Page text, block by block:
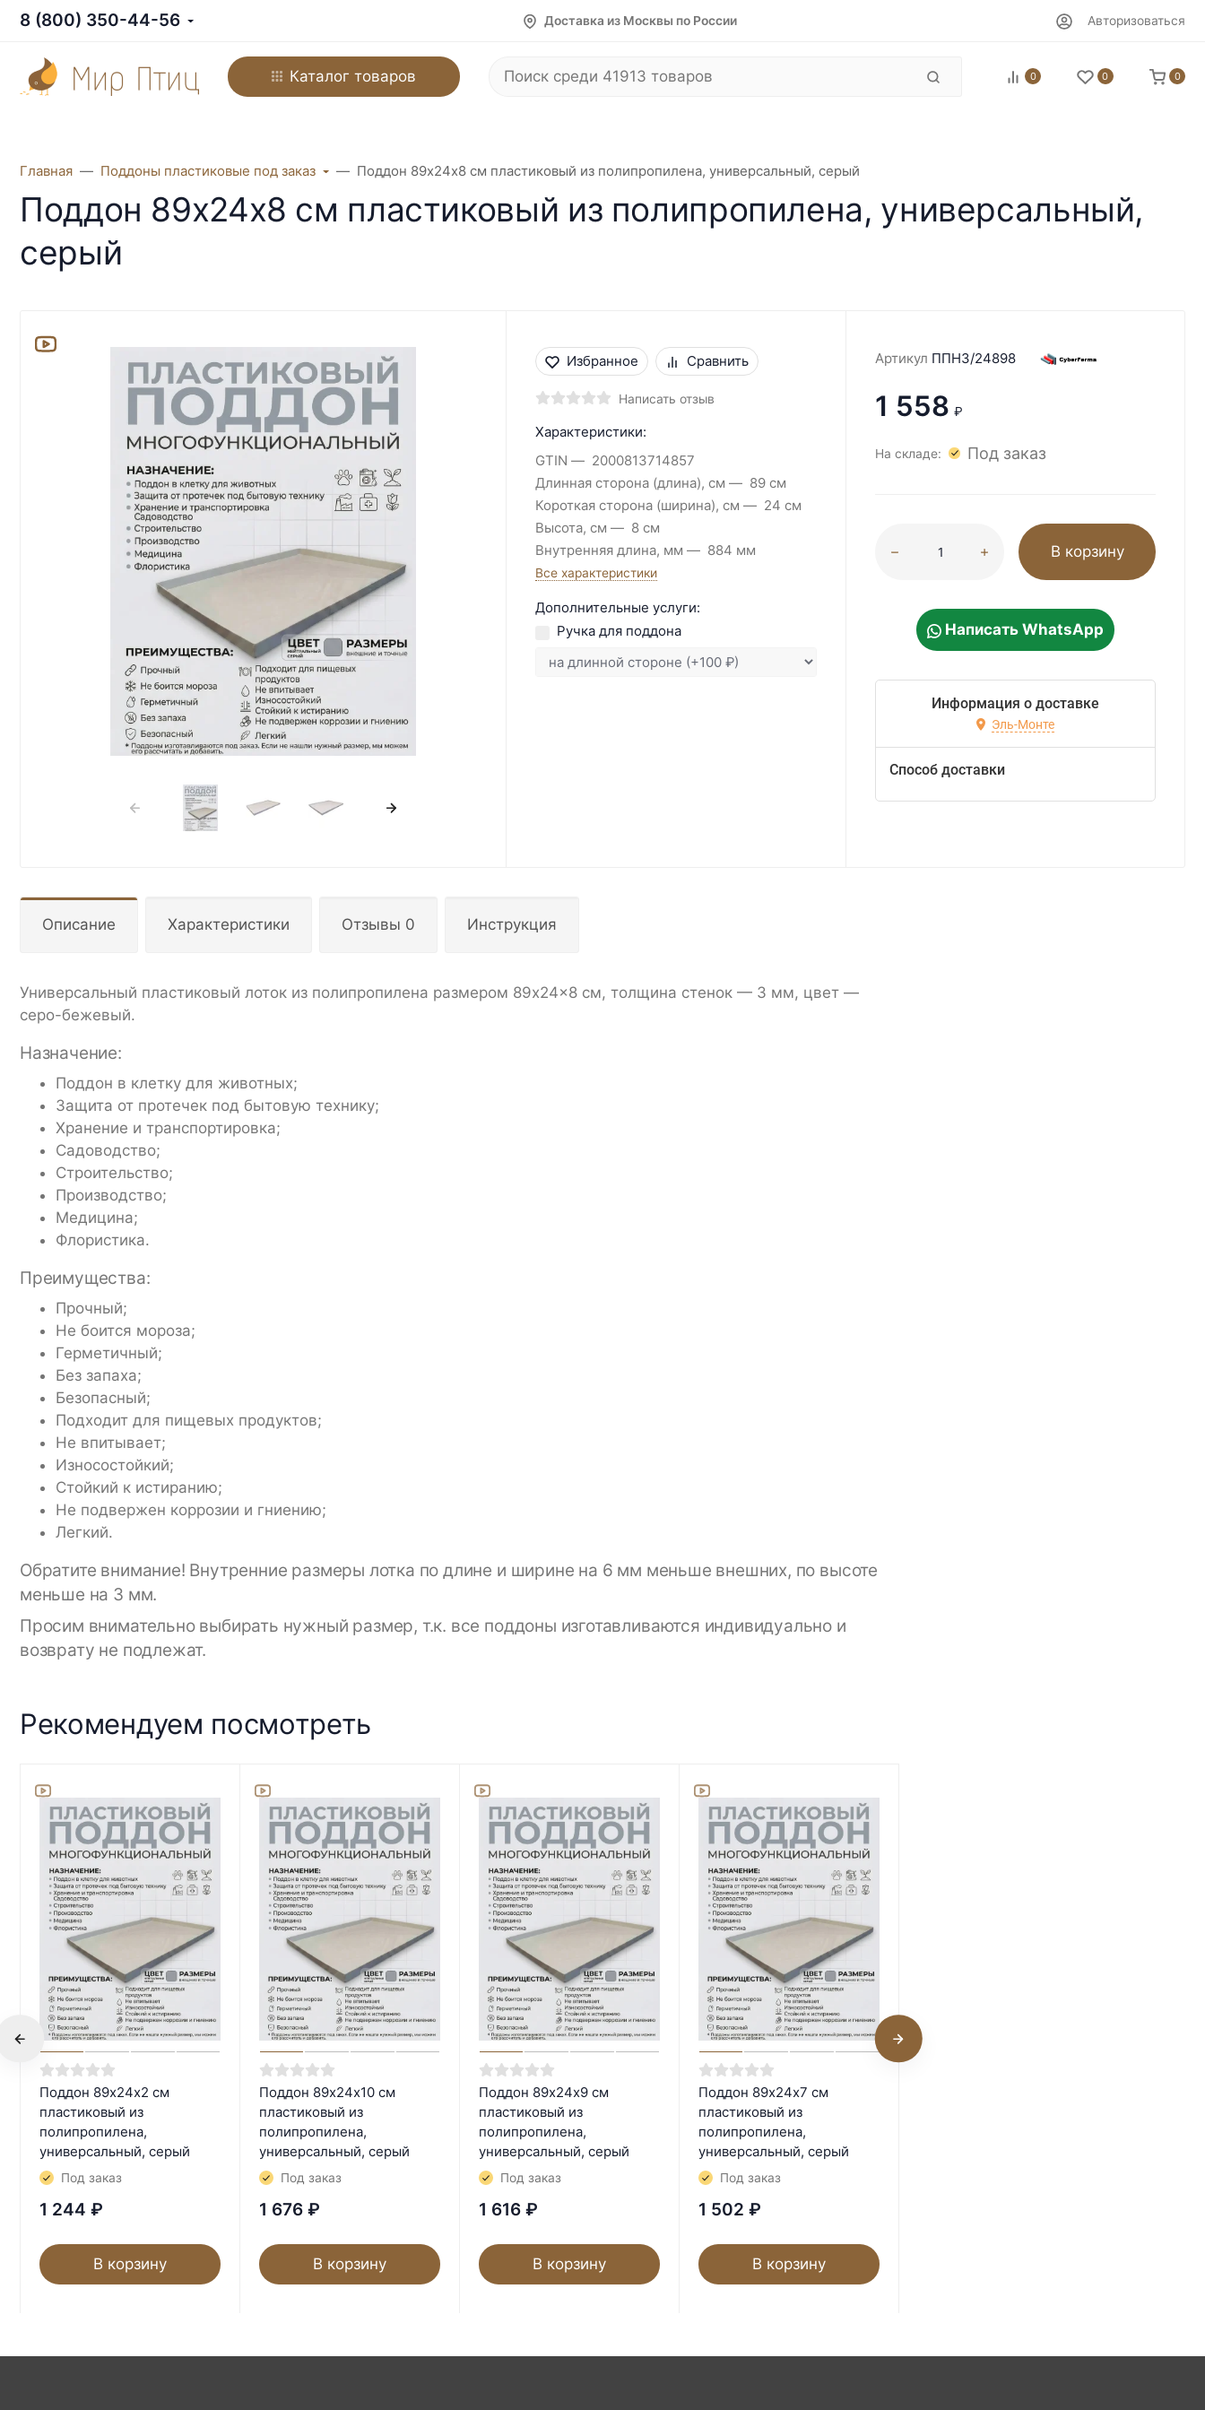
8 (800) 350-44-56 Доставка из Москвы по России Авторизоваться
Каталог товаров 0 0 0
Главная Поддоны пластиковые под заказ Поддон 89х24х8 см пластиковый из полипропилена, универсальный, серый
Поддон 89х24х8 см пластиковый из полипропилена, универсальный,
серый
Избранное Сравнить
Написать отзыв
Характеристики:
GTIN
2000813714857
Длинная сторона (длина), см
89 см
Короткая сторона (ширина), см
24 см
Высота, см
8 см
Внутренняя длина, мм
884 мм
Все характеристики
Дополнительные услуги:
Ручка для поддона
Артикул ППН3/24898
1 558 ₽
На складе: Под заказ
В корзину
Написать WhatsApp
Информация о доставке
Эль-Монте
Способ доставки
Описание Характеристики Отзывы 0 Инструкция
Универсальный пластиковый лоток из полипропилена размером 89x24x8 см, толщина стенок — 3 мм, цвет —
серо-бежевый.
Назначение:
Поддон в клетку для животных;
Защита от протечек под бытовую технику;
Хранение и транспортировка;
Садоводство;
Строительство;
Производство;
Медицина;
Флористика.
Преимущества:
Прочный;
Не боится мороза;
Герметичный;
Без запаха;
Безопасный;
Подходит для пищевых продуктов;
Не впитывает;
Износостойкий;
Стойкий к истиранию;
Не подвержен коррозии и гниению;
Легкий.
Обратите внимание! Внутренние размеры лотка по длине и ширине на 6 мм меньше внешних, по высоте
меньше на 3 мм.
Просим внимательно выбирать нужный размер, т.к. все поддоны изготавливаются индивидуально и
возврату не подлежат.
Рекомендуем посмотреть
Поддон 89х24х2 см
пластиковый из
полипропилена,
универсальный, серый
Под заказ
1 244 ₽
В корзину
Поддон 89х24х10 см
пластиковый из
полипропилена,
универсальный, серый
Под заказ
1 676 ₽
В корзину
Поддон 89х24х9 см
пластиковый из
полипропилена,
универсальный, серый
Под заказ
1 616 ₽
В корзину
Поддон 89х24х7 см
пластиковый из
полипропилена,
универсальный, серый
Под заказ
1 502 ₽
В корзину